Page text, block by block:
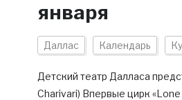
января
Даллас Календарь
Детский театр Далласа
Charivari) Впервые цирк